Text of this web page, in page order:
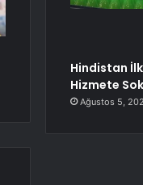
Hindistan
Hizmete
Ağustos 5,